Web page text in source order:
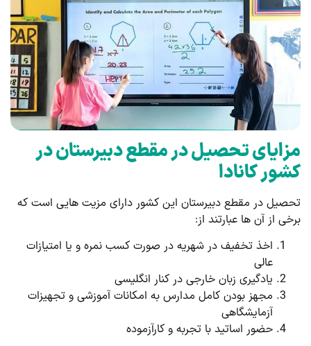
مزایای تحصیل در مقطع دبیرستان در
کشور کانادا
تحصیل در مقطع دبیرستان این کشور دارای مزیت هایی است که
برخی از آن ها عبارتند از:
اخذ تخفیف در شهریه در صورت کسب نمره و یا امتیازات
عالی
یادگیری زبان خارجی در کنار انگلیسی
مجهز بودن کامل مدارس به امکانات آموزشی و تجهیزات
آزمایشگاهی
حضور اساتید با تجربه و کارآزموده